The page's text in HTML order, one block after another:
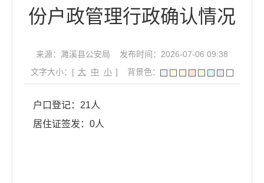
份户政管理行政确认情况
来源：濉溪县公安局
发布时间：2026-07-06 09:38
文字大小：[ 大 中 小 ] 背景色：
户口登记：21人
居住证签发：0人